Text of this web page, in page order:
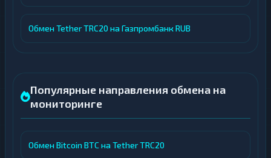
Обмен Tether TRC20 на Газпромбанк RUB
Популярные направления обмена на
мониторинге
Обмен Bitcoin BTC на Tether TRC20